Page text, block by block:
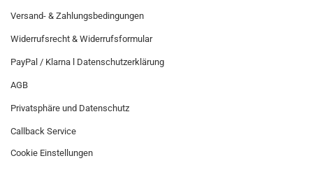
Versand- & Zahlungsbedingungen
Widerrufsrecht & Widerrufsformular
PayPal / Klarna l Datenschutzerklärung
AGB
Privatsphäre und Datenschutz
Callback Service
Cookie Einstellungen